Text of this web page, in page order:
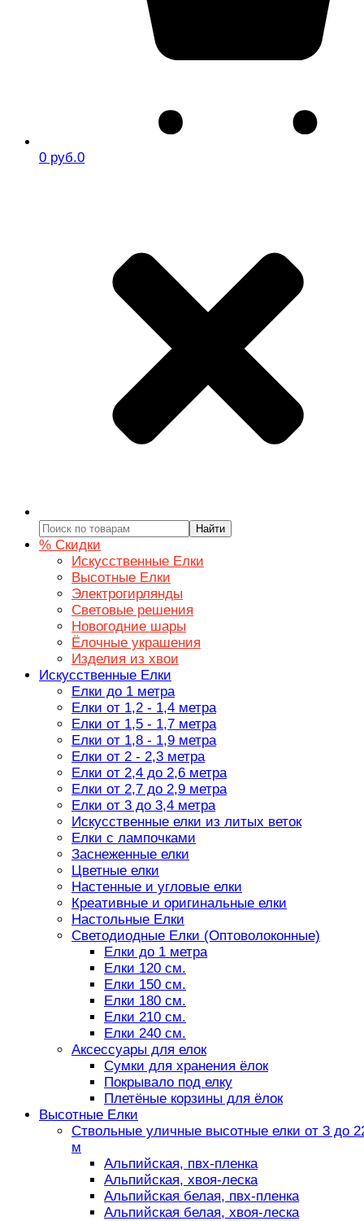
0 руб.0
Найти
% Скидки
Искусственные Елки
Высотные Елки
Электрогирлянды
Световые решения
Новогодние шары
Ёлочные украшения
Изделия из хвои
Искусственные Елки
Елки до 1 метра
Елки от 1,2 - 1,4 метра
Елки от 1,5 - 1,7 метра
Елки от 1,8 - 1,9 метра
Елки от 2 - 2,3 метра
Елки от 2,4 до 2,6 метра
Елки от 2,7 до 2,9 метра
Елки от 3 до 3,4 метра
Искусственные елки из литых веток
Елки с лампочками
Заснеженные елки
Цветные елки
Настенные и угловые елки
Креативные и оригинальные елки
Настольные Елки
Светодиодные Елки (Оптоволоконные)
Елки до 1 метра
Елки 120 см.
Елки 150 см.
Елки 180 см.
Елки 210 см.
Елки 240 см.
Аксессуары для елок
Сумки для хранения ёлок
Покрывало под елку
Плетёные корзины для ёлок
Высотные Елки
Ствольные уличные высотные елки от 3 до
м
Альпийская, пвх-пленка
Альпийская, хвоя-леска
Альпийская белая, пвх-пленка
Альпийская белая, хвоя-леска